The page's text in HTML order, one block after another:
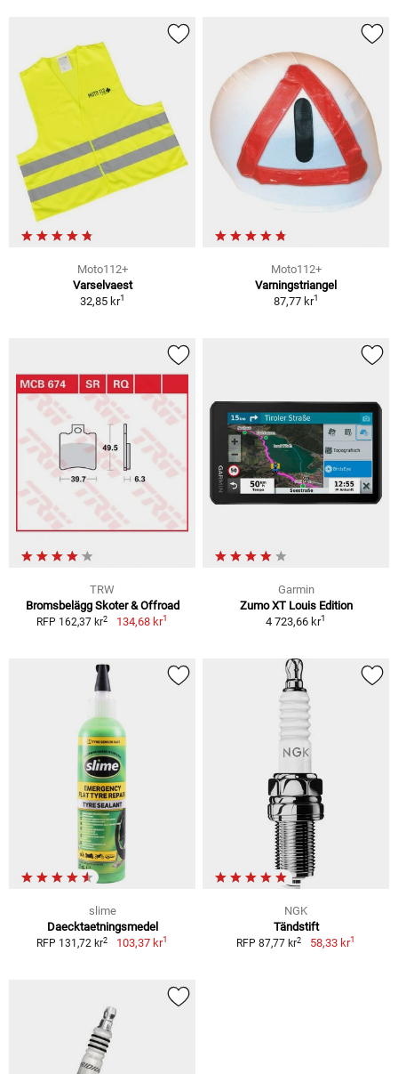
Moto112+
Varselvaest
32,85 kr1
Moto112+
Varningstriangel
87,77 kr1
TRW
Bromsbelägg Skoter & Offroad
RFP 162,37 kr2 134,68 kr1
Garmin
Zumo XT Louis Edition
4 723,66 kr1
slime
Daecktaetningsmedel
RFP 131,72 kr2 103,37 kr1
NGK
Tändstift
RFP 87,77 kr2 58,33 kr1